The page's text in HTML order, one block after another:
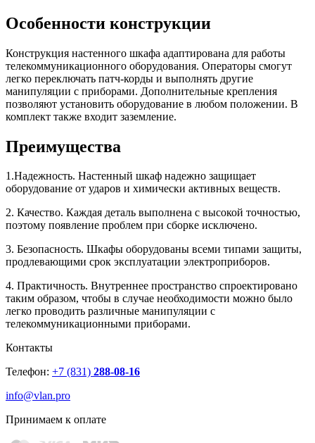
Особенности конструкции
Конструкция настенного шкафа адаптирована для работы
телекоммуникационного оборудования. Операторы смогут
легко переключать патч-корды и выполнять другие
манипуляции с приборами. Дополнительные крепления
позволяют установить оборудование в любом положении. В
комплект также входит заземление.
Преимущества
1.Надежность. Настенный шкаф надежно защищает
оборудование от ударов и химически активных веществ.
2. Качество. Каждая деталь выполнена с высокой точностью,
поэтому появление проблем при сборке исключено.
3. Безопасность. Шкафы оборудованы всеми типами защиты,
продлевающими срок эксплуатации электроприборов.
4. Практичность. Внутреннее пространство спроектировано
таким образом, чтобы в случае необходимости можно было
легко проводить различные манипуляции с
телекоммуникационными приборами.
Контакты
Телефон: +7 (831) 288-08-16
info@vlan.pro
Принимаем к оплате